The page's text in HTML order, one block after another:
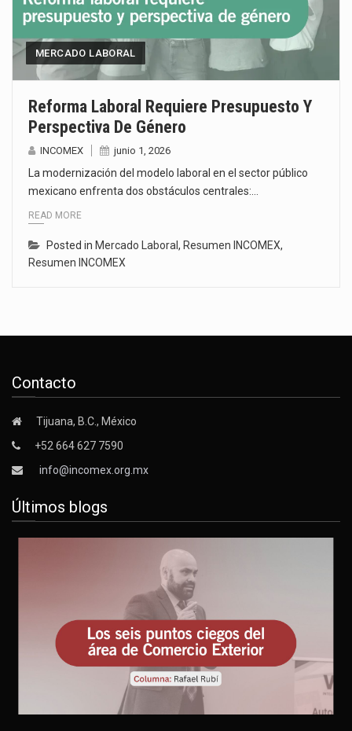
Los créditos fiscales determinados a empresas IMMEX rara vez nacen de una interpretación equivocada de…
La industria automotriz mexicana concentra más de la mitad de las quejas bajo el Mecanismo…
MERCADO LABORAL
Reforma Laboral Requiere Presupuesto Y
Perspectiva De Género
INCOMEX junio 1, 2026
La modernización del modelo laboral en el sector público
mexicano enfrenta dos obstáculos centrales:…
READ MORE
Posted in Mercado Laboral, Resumen INCOMEX,
Resumen INCOMEX
Contacto
Tijuana, B.C., México
+52 664 627 7590
info@incomex.org.mx
Últimos blogs